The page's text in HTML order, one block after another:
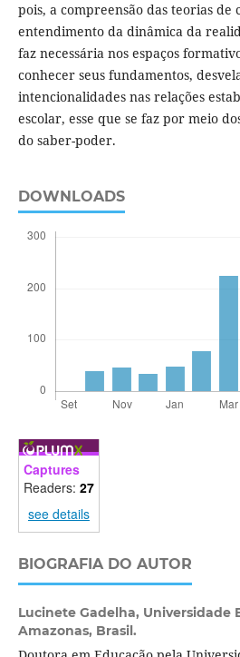
pois, a compreensão das teorias
entendimento da dinâmica da
faz necessária nos espaços
conhecer seus fundamentos,
intencionalidades nas relações
escolar, esse que se faz por meio
do saber-poder.
DOWNLOADS
Captures
Readers: 27
see details
BIOGRAFIA DO AUTOR
Lucinete Gadelha, Universidade
Amazonas, Brasil.